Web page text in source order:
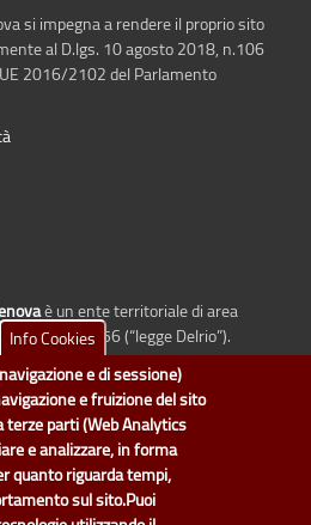
si impegna a rendere il proprio sito
al D.lgs. 10 agosto 2018, n.106
2016/2102 del Parlamento
è un ente territoriale di area
2014 n. 56 (“legge Delrio”).
è il progetto "Open Data" della
di Genova.
del Servizio Sistemi Informativi. Ogni
Info Cookies
e di sessione)
e fruizione del sito
parti (Web Analytics
e analizzare, in forma
quanto riguarda tempi,
sul sito.Puoi